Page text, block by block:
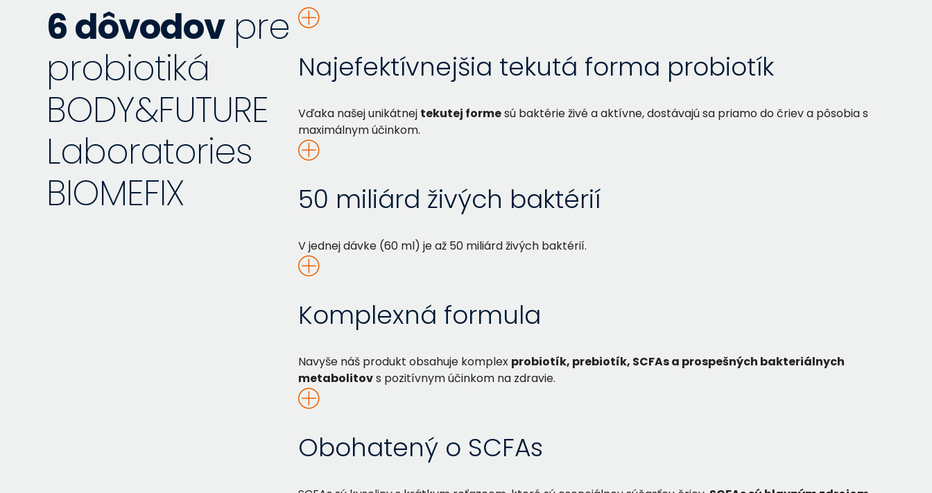
6 dôvodovpre
probiotiká
BODY&FUTURE
Laboratories
BIOMEFIX
Najefektívnejšia tekutá forma probiotík
Vďaka našej unikátnej tekutej formesú baktérie živé a aktívne, dostávajú sa priamo do čriev a pôsobia s
maximálnym účinkom.
50 miliárd živých baktérií
V jednej dávke (60 ml) je až 50 miliárd živých baktérií.
Komplexná formula
Navyše náš produkt obsahuje komplex probiotík, prebiotík, SCFAs a prospešných bakteriálnych
metabolitovs pozitívnym účinkom na zdravie.
Obohatený o SCFAs